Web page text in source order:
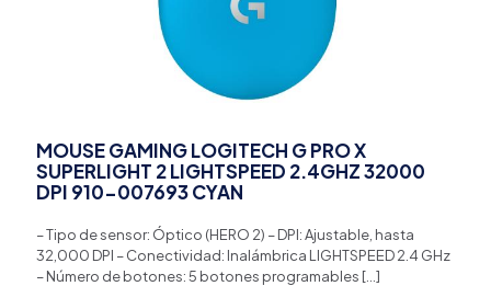
MOUSE GAMING LOGITECH G PRO X
SUPERLIGHT 2 LIGHTSPEED 2.4GHZ 32000
DPI 910-007693 CYAN
– Tipo de sensor: Óptico (HERO 2) – DPI: Ajustable, hasta
32,000 DPI – Conectividad: Inalámbrica LIGHTSPEED 2.4 GHz
– Número de botones: 5 botones programables […]